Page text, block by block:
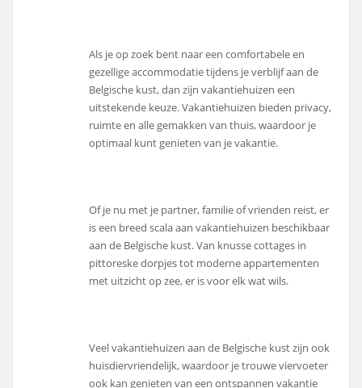
Als je op zoek bent naar een comfortabele en
gezellige accommodatie tijdens je verblijf aan de
Belgische kust, dan zijn vakantiehuizen een
uitstekende keuze. Vakantiehuizen bieden privacy,
ruimte en alle gemakken van thuis, waardoor je
optimaal kunt genieten van je vakantie.
Of je nu met je partner, familie of vrienden reist, er
is een breed scala aan vakantiehuizen beschikbaar
aan de Belgische kust. Van knusse cottages in
pittoreske dorpjes tot moderne appartementen
met uitzicht op zee, er is voor elk wat wils.
Veel vakantiehuizen aan de Belgische kust zijn ook
huisdiervriendelijk, waardoor je trouwe viervoeter
ook kan genieten van een ontspannen vakantie